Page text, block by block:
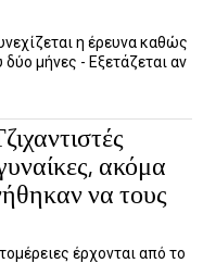
η έρευνα καθώς
μήνες - Εξετάζεται αν
ακόμα
να τους
έρχονται από το